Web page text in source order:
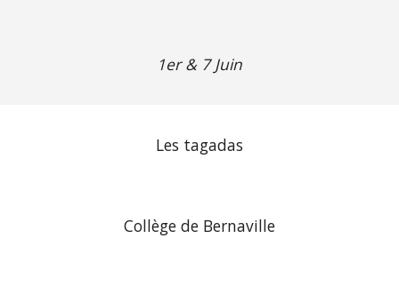
1er & 7 Juin
Les tagadas
Collège de Bernaville